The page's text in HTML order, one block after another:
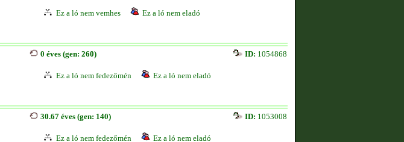
Ez a ló nem vemhes Ez a ló nem eladó
0 éves (gen: 260) ID: 1054868
Ez a ló nem fedezőmén Ez a ló nem eladó
30.67 éves (gen: 140) ID: 1053008
Ez a ló nem fedezőmén Ez a ló nem eladó